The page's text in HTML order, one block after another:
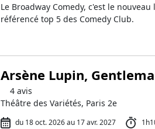
Le Broadway Comedy, c'est le
référencé top 5 des Comedy Club.
Arsène Lupin,
4 avis
Théâtre des Variétés, Paris 2e
du 18 oct. 2026 au 17 avr. 2027